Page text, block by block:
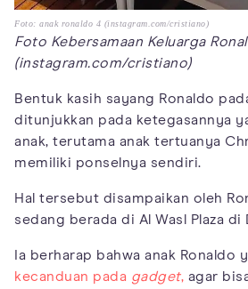
Foto: anak ronaldo 4 (instagram.com/cristiano)
Foto Kebersamaan Keluarga
(instagram.com/cristiano)
Bentuk kasih sayang Ronaldo
ditunjukkan pada ketegasannya
anak, terutama anak tertuanya
memiliki ponselnya sendiri.
Hal tersebut disampaikan oleh
sedang berada di Al Wasl Plaza di
Ia berharap bahwa anak Ronaldo
kecanduan pada gadget, agar